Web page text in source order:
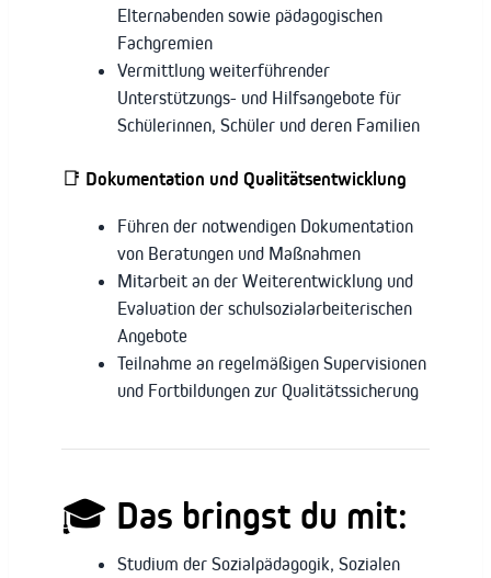
Elternabenden sowie pädagogischen
Fachgremien
Vermittlung weiterführender
Unterstützungs- und Hilfsangebote für
Schülerinnen, Schüler und deren Familien
📑 Dokumentation und Qualitätsentwicklung
Führen der notwendigen Dokumentation
von Beratungen und Maßnahmen
Mitarbeit an der Weiterentwicklung und
Evaluation der schulsozialarbeiterischen
Angebote
Teilnahme an regelmäßigen Supervisionen
und Fortbildungen zur Qualitätssicherung
🎓 Das bringst du mit:
Studium der Sozialpädagogik, Sozialen